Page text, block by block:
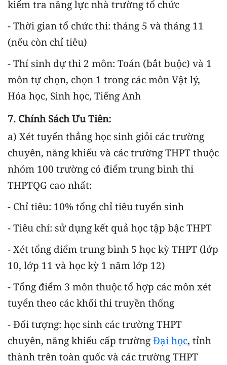
kiểm tra năng lực nhà trường tổ chức
- Thời gian tổ chức thi: tháng 5 và tháng 11
(nếu còn chỉ tiêu)
- Thí sinh dự thi 2 môn: Toán (bắt buộc) và 1
môn tự chọn, chọn 1 trong các môn Vật lý,
Hóa học, Sinh học, Tiếng Anh
7. Chính Sách Ưu Tiên:
a) Xét tuyển thẳng học sinh giỏi các trường
chuyên, năng khiếu và các trường THPT thuộc
nhóm 100 trường có điểm trung bình thi
THPTQG cao nhất:
- Chỉ tiêu: 10% tổng chỉ tiêu tuyển sinh
- Tiêu chí: sử dụng kết quả học tập bậc THPT
- Xét tổng điểm trung bình 5 học kỳ THPT (lớp
10, lớp 11 và học kỳ 1 năm lớp 12)
- Tổng điểm 3 môn thuộc tổ hợp các môn xét
tuyển theo các khối thi truyền thống
- Đối tượng: học sinh các trường THPT
chuyên, năng khiếu cấp trường Đại học, tỉnh
thành trên toàn quốc và các trường THPT